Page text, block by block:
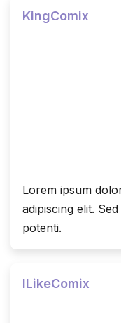
KingComix
Lorem ipsum
adipiscing elit.
potenti.
ILikeComix